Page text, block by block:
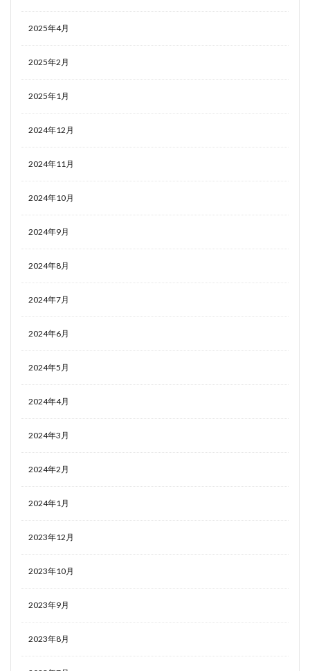
2025年4月
2025年2月
2025年1月
2024年12月
2024年11月
2024年10月
2024年9月
2024年8月
2024年7月
2024年6月
2024年5月
2024年4月
2024年3月
2024年2月
2024年1月
2023年12月
2023年10月
2023年9月
2023年8月